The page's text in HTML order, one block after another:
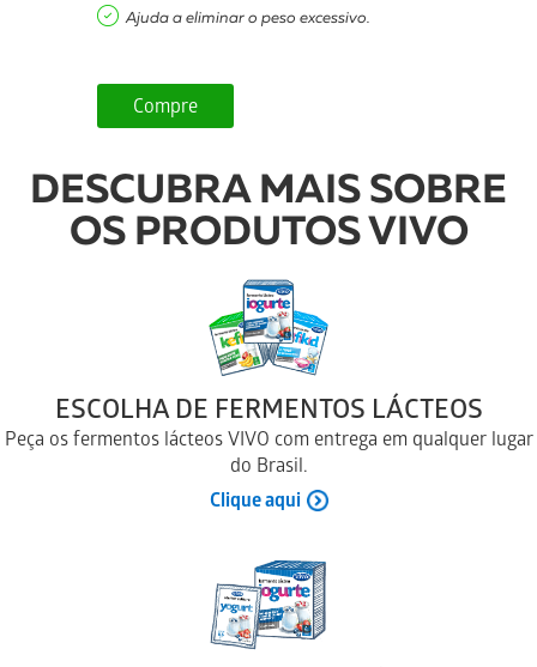
Ajuda a eliminar o peso excessivo.
Compre
DESCUBRA MAIS SOBRE
OS PRODUTOS VIVO
ESCOLHA DE FERMENTOS LÁCTEOS
Peça os fermentos lácteos VIVO com entrega em qualquer lugar
do Brasil.
Clique aqui